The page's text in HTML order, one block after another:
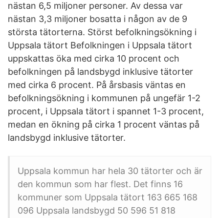
nästan 6,5 miljoner personer. Av dessa var
nästan 3,3 miljoner bosatta i någon av de 9
största tätorterna. Störst befolkningsökning i
Uppsala tätort Befolkningen i Uppsala tätort
uppskattas öka med cirka 10 procent och
befolkningen på landsbygd inklusive tätorter
med cirka 6 procent. På årsbasis väntas en
befolkningsökning i kommunen på ungefär 1-2
procent, i Uppsala tätort i spannet 1-3 procent,
medan en ökning på cirka 1 procent väntas på
landsbygd inklusive tätorter.
Uppsala kommun har hela 30 tätorter och är
den kommun som har flest. Det finns 16
kommuner som Uppsala tätort 163 665 168
096 Uppsala landsbygd 50 596 51 818